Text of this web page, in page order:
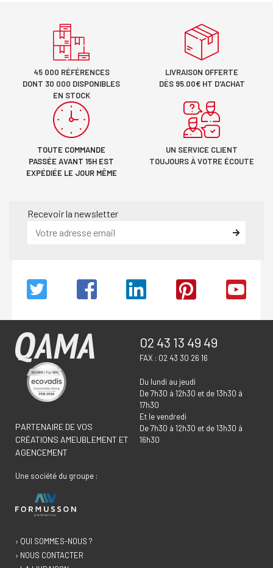
45 000 RÉFÉRENCES
DONT 30 000 DISPONIBLES
EN STOCK
LIVRAISON OFFERTE
DÈS 95.00€ HT D'ACHAT
TOUTE COMMANDE
PASSÉE AVANT 15H EST
EXPÉDIÉE LE JOUR MÊME
UN SERVICE CLIENT
TOUJOURS À VOTRE ÉCOUTE
Recevoir la newsletter
PARTENAIRE DE VOS
CRÉATIONS AMEUBLEMENT ET
AGENCEMENT
Une société du groupe :
02 43 13 49 49
FAX : 02 43 30 26 16
Du lundi au jeudi
De 7h30 à 12h30 et de 13h30 à
17h30
Et le vendredi
De 7h30 à 12h30 et de 13h30 à
16h30
› QUI SOMMES-NOUS ?
› NOUS CONTACTER